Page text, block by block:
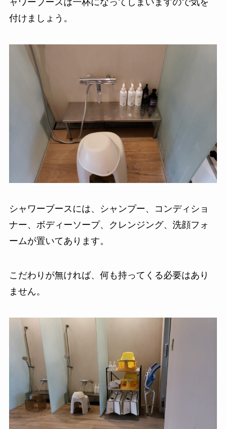
ャワーブースは一杯になってしまいますので気を
付けましょう。
シャワーブースには、シャンプー、コンディショ
ナー、ボディーソープ、クレンジング、洗顔フォ
ームが置いてあります。
こだわりが無ければ、何も持ってくる必要はあり
ません。